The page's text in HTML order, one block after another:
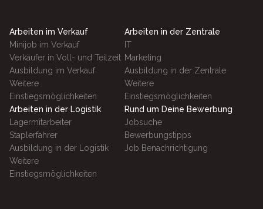
Arbeiten im Verkauf
Minijob im Verkauf
Verkäufer in Voll- und Teilzeit
Ausbildung im Verkauf
Weitere
Einstiegsmöglichkeiten
Arbeiten in der Zentrale
IT
Marketing
Ausbildung in der Zentrale
Weitere
Einstiegsmöglichkeiten
Arbeiten in der Logistik
Lagermitarbeiter
Staplerfahrer
Ausbildung in der Logistik
Weitere
Einstiegsmöglichkeiten
Rund um Deine Bewerbung
Jobsuche
Bewerbungstipps
Job Benachrichtigung